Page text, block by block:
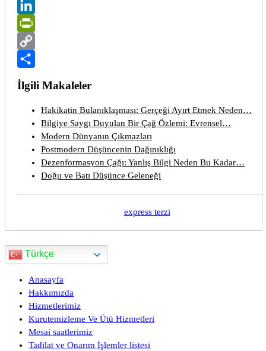
X
LinkedIn
PrintFriendly
Copy
Link
Share
İlgili Makaleler
Hakikatin Bulanıklaşması: Gerçeği Ayırt Etmek Neden…
Bilgiye Saygı Duyulan Bir Çağ Özlemi: Evrensel…
Modern Dünyanın Çıkmazları
Postmodern Düşüncenin Dağınıklığı
Dezenformasyon Çağı: Yanlış Bilgi Neden Bu Kadar…
Doğu ve Batı Düşünce Geleneği
express terzi
Türkçe
Anasayfa
Hakkımızda
Hizmetlerimiz
Kurutemizleme Ve Ütü Hizmetleri
Mesai saatlerimiz
Tadilat ve Onarım İşlemler listesi